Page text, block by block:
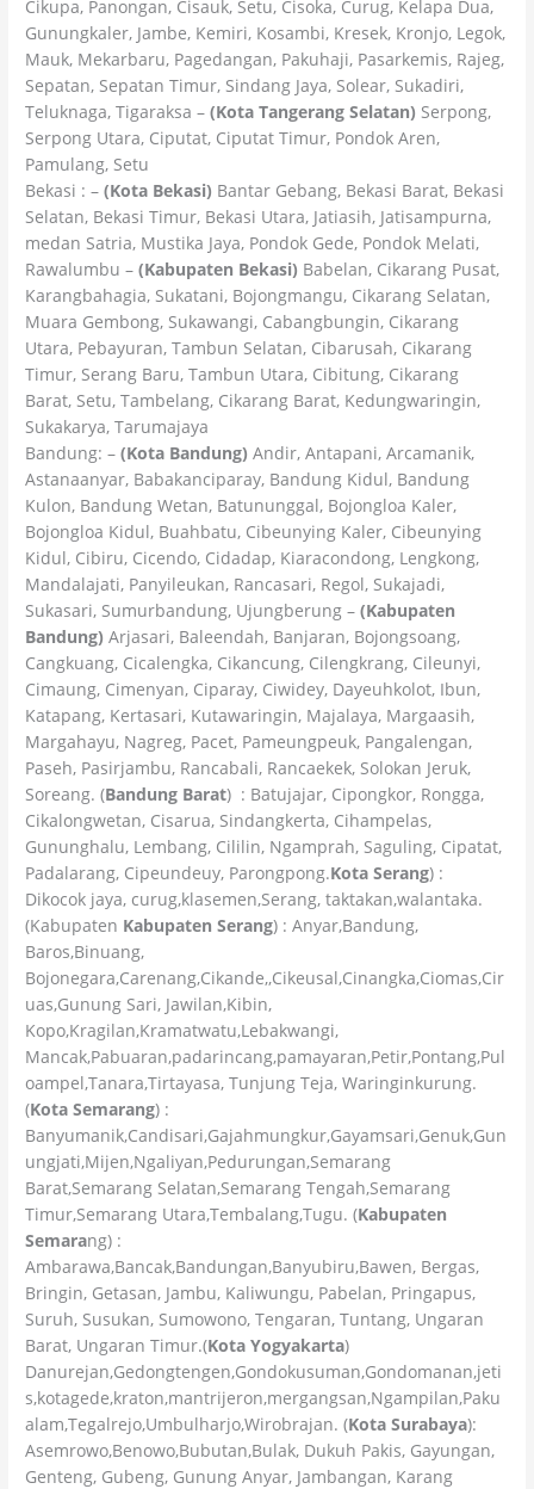
Cikupa, Panongan, Cisauk, Setu, Cisoka, Curug, Kelapa Dua,
Gunungkaler, Jambe, Kemiri, Kosambi, Kresek, Kronjo, Legok,
Mauk, Mekarbaru, Pagedangan, Pakuhaji, Pasarkemis, Rajeg,
Sepatan, Sepatan Timur, Sindang Jaya, Solear, Sukadiri,
Teluknaga, Tigaraksa –(Kota Tangerang Selatan) Serpong,
Serpong Utara, Ciputat, Ciputat Timur, Pondok Aren,
Pamulang, Setu
Bekasi : –(Kota Bekasi) Bantar Gebang, Bekasi Barat, Bekasi
Selatan, Bekasi Timur, Bekasi Utara, Jatiasih, Jatisampurna,
medan Satria, Mustika Jaya, Pondok Gede, Pondok Melati,
Rawalumbu –(Kabupaten Bekasi) Babelan, Cikarang Pusat,
Karangbahagia, Sukatani, Bojongmangu, Cikarang Selatan,
Muara Gembong, Sukawangi, Cabangbungin, Cikarang
Utara, Pebayuran, Tambun Selatan, Cibarusah, Cikarang
Timur, Serang Baru, Tambun Utara, Cibitung, Cikarang
Barat, Setu, Tambelang, Cikarang Barat, Kedungwaringin,
Sukakarya, Tarumajaya
Bandung: –(Kota Bandung) Andir, Antapani, Arcamanik,
Astanaanyar, Babakanciparay, Bandung Kidul, Bandung
Kulon, Bandung Wetan, Batununggal, Bojongloa Kaler,
Bojongloa Kidul, Buahbatu, Cibeunying Kaler, Cibeunying
Kidul, Cibiru, Cicendo, Cidadap, Kiaracondong, Lengkong,
Mandalajati, Panyileukan, Rancasari, Regol, Sukajadi,
Sukasari, Sumurbandung, Ujungberung –(Kabupaten
Bandung) Arjasari, Baleendah, Banjaran, Bojongsoang,
Cangkuang, Cicalengka, Cikancung, Cilengkrang, Cileunyi,
Cimaung, Cimenyan, Ciparay, Ciwidey, Dayeuhkolot, Ibun,
Katapang, Kertasari, Kutawaringin, Majalaya, Margaasih,
Margahayu, Nagreg, Pacet, Pameungpeuk, Pangalengan,
Paseh, Pasirjambu, Rancabali, Rancaekek, Solokan Jeruk,
Soreang. (Bandung Barat) : Batujajar, Cipongkor, Rongga,
Cikalongwetan, Cisarua, Sindangkerta, Cihampelas,
Gununghalu, Lembang, Cililin, Ngamprah, Saguling, Cipatat,
Padalarang, Cipeundeuy, Parongpong.Kota Serang) :
Dikocok jaya, curug,klasemen,Serang, taktakan,walantaka.
(Kabupaten Kabupaten Serang) : Anyar,Bandung,
Baros,Binuang,
Bojonegara,Carenang,Cikande,,Cikeusal,Cinangka,Ciomas,Cir
uas,Gunung Sari, Jawilan,Kibin,
Kopo,Kragilan,Kramatwatu,Lebakwangi,
Mancak,Pabuaran,padarincang,pamayaran,Petir,Pontang,Pul
oampel,Tanara,Tirtayasa, Tunjung Teja, Waringinkurung.
(Kota Semarang) :
Banyumanik,Candisari,Gajahmungkur,Gayamsari,Genuk,Gun
ungjati,Mijen,Ngaliyan,Pedurungan,Semarang
Barat,Semarang Selatan,Semarang Tengah,Semarang
Timur,Semarang Utara,Tembalang,Tugu. (Kabupaten
Semarang) :
Ambarawa,Bancak,Bandungan,Banyubiru,Bawen, Bergas,
Bringin, Getasan, Jambu, Kaliwungu, Pabelan, Pringapus,
Suruh, Susukan, Sumowono, Tengaran, Tuntang, Ungaran
Barat, Ungaran Timur.(Kota Yogyakarta)
Danurejan,Gedongtengen,Gondokusuman,Gondomanan,jeti
s,kotagede,kraton,mantrijeron,mergangsan,Ngampilan,Paku
alam,Tegalrejo,Umbulharjo,Wirobrajan. (Kota Surabaya):
Asemrowo,Benowo,Bubutan,Bulak, Dukuh Pakis, Gayungan,
Genteng, Gubeng, Gunung Anyar, Jambangan, Karang